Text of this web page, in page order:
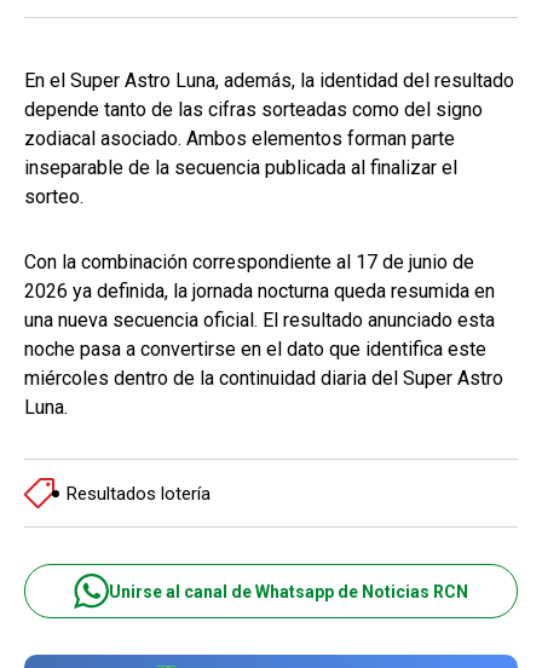
En el Super Astro Luna, además, la identidad del resultado
depende tanto de las cifras sorteadas como del signo
zodiacal asociado. Ambos elementos forman parte
inseparable de la secuencia publicada al finalizar el
sorteo.
Con la combinación correspondiente al 17 de junio de
2026 ya definida, la jornada nocturna queda resumida en
una nueva secuencia oficial. El resultado anunciado esta
noche pasa a convertirse en el dato que identifica este
miércoles dentro de la continuidad diaria del Super Astro
Luna.
Resultados lotería
Unirse al canal de Whatsapp de Noticias RCN